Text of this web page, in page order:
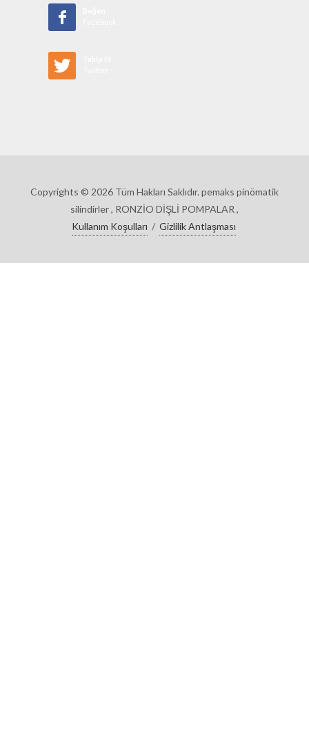
Copyrights © 2026 Tüm Hakları Saklıdır. pemaks pinömatik
silindirler , RONZİO DİŞLİ POMPALAR ,
Kullanım Koşulları / Gizlilik Antlaşması